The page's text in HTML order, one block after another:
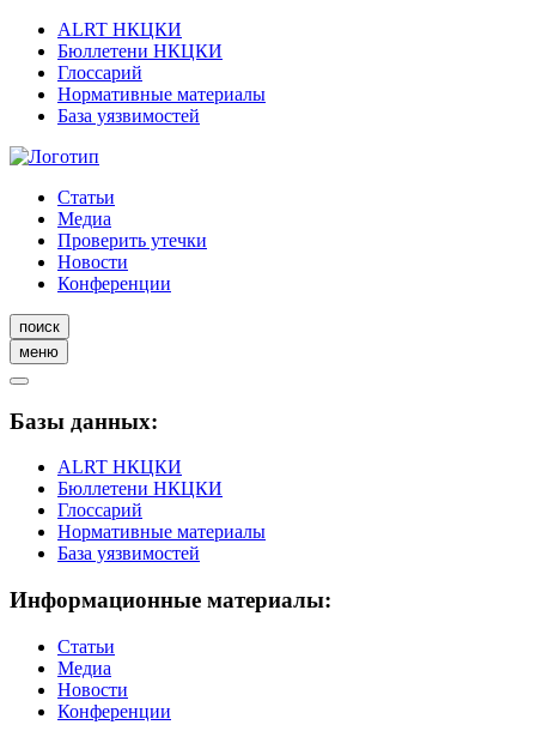
ALRT НКЦКИ
Бюллетени НКЦКИ
Глоссарий
Нормативные материалы
База уязвимостей
Статьи
Медиа
Проверить утечки
Новости
Конференции
поиск
меню
Базы данных:
ALRT НКЦКИ
Бюллетени НКЦКИ
Глоссарий
Нормативные материалы
База уязвимостей
Информационные материалы:
Статьи
Медиа
Новости
Конференции